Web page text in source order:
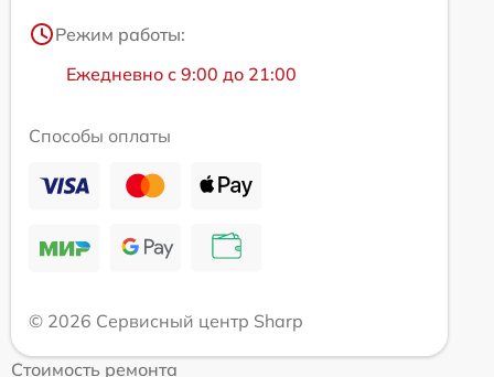
Режим работы:
Ежедневно с 9:00 до 21:00
Способы оплаты
© 2026 Сервисный центр Sharp
Стоимость ремонта